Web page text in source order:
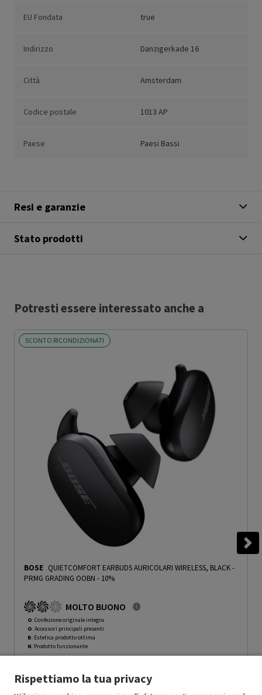
EU Fondata true
Indirizzo Danzigerkade 16
Città Amsterdam
Codice postale 1013 AP
Paese Paesi Bassi
Resi e garanzie
Stato prodotti
Potresti essere interessato anche a
SCONTO RICONDIZIONATI
BOSE QUIETCOMFORT EARBUDS AURICOLARI WIRELESS, BLACK-
PRMG GRADING OOBN - 10%
MOLTO BUONO
O: Confezione originale integra
O: Accessori principali presenti
B: Estetica prodotto ottima
N: Prodotto funzionante
Ricondizionato Prezzo ridotto da
224.95a-50%
Rispettiamo la tua privacy